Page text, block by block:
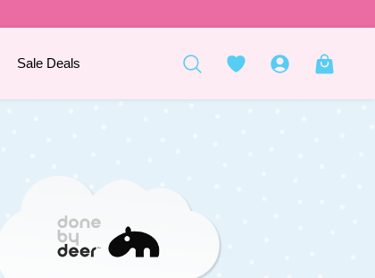
Sale Deals